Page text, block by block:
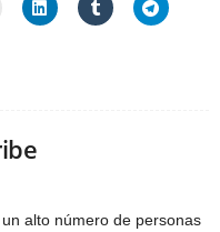
alto número de personas